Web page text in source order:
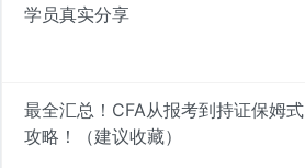
学员真实分享
最全汇总！CFA从报考到持证保姆式
攻略！（建议收藏）